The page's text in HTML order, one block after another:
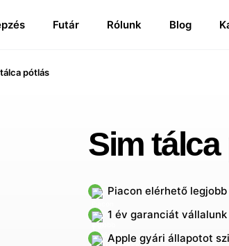
Futár Rólunk Blog
pótlás
Sim
Piacon elérhető
1 év garanciát
Apple gyári állapotot